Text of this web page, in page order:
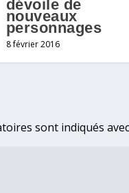
dévoile de
nouveaux
personnages
8 février 2016
sont indiqués